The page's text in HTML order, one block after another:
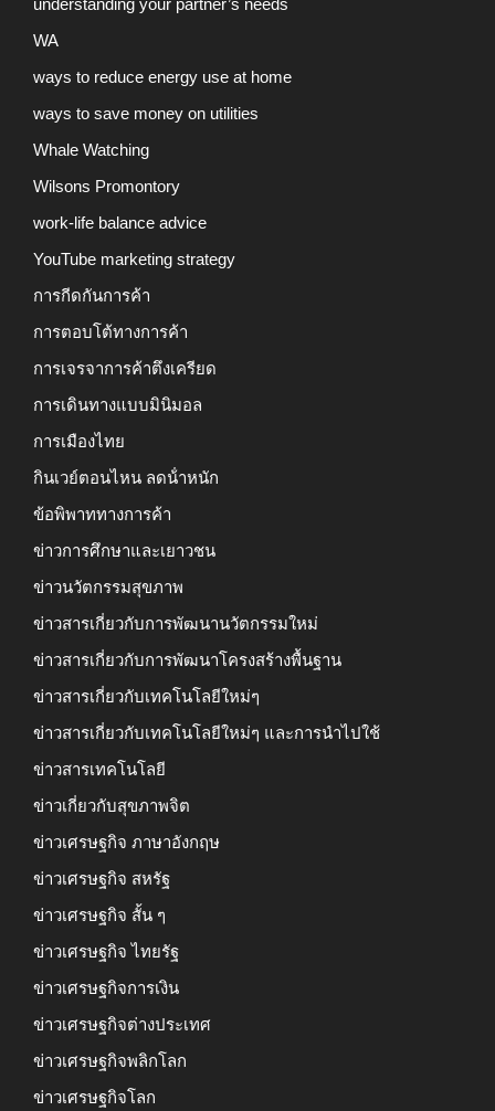
understanding your partner’s needs
WA
ways to reduce energy use at home
ways to save money on utilities
Whale Watching
Wilsons Promontory
work-life balance advice
YouTube marketing strategy
การกีดกันการค้า
การตอบโต้ทางการค้า
การเจรจาการค้าตึงเครียด
การเดินทางแบบมินิมอล
การเมืองไทย
กินเวย์ตอนไหน ลดน้ําหนัก
ข้อพิพาททางการค้า
ข่าวการศึกษาและเยาวชน
ข่าวนวัตกรรมสุขภาพ
ข่าวสารเกี่ยวกับการพัฒนานวัตกรรมใหม่
ข่าวสารเกี่ยวกับการพัฒนาโครงสร้างพื้นฐาน
ข่าวสารเกี่ยวกับเทคโนโลยีใหม่ๆ
ข่าวสารเกี่ยวกับเทคโนโลยีใหม่ๆ และการนำไปใช้
ข่าวสารเทคโนโลยี
ข่าวเกี่ยวกับสุขภาพจิต
ข่าวเศรษฐกิจ ภาษาอังกฤษ
ข่าวเศรษฐกิจ สหรัฐ
ข่าวเศรษฐกิจ สั้น ๆ
ข่าวเศรษฐกิจ ไทยรัฐ
ข่าวเศรษฐกิจการเงิน
ข่าวเศรษฐกิจต่างประเทศ
ข่าวเศรษฐกิจพลิกโลก
ข่าวเศรษฐกิจโลก